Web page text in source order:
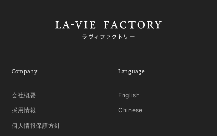
Company
会社概要
採用情報
個人情報保護方針
Language
English
Chinese